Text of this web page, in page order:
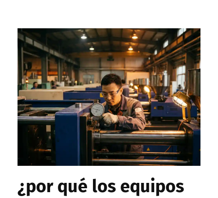
¿por qué los equipos